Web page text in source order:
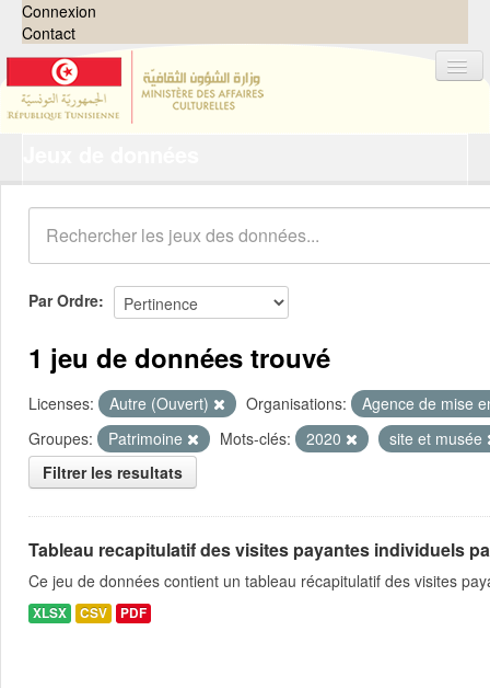
Connexion
Contact
Organisations
Groupes
Demandes 0
À propos
Par Ordre
1 jeu de données trouvé
Licenses: Autre (Ouvert) Organisations:
Agence de mise
Groupes:
Patrimoine Mots-clés: 2020
site et musée
Filtrer les resultats
Tableau recapitulatif des visites payantes individuels
Ce jeu de données contient un tableau récapitulatif des visites
XLSX CSV PDF